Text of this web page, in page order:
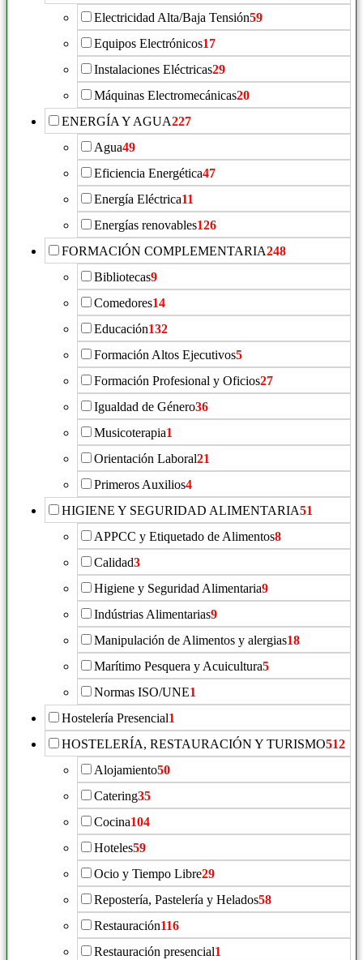
Electricidad Alta/Baja Tensión59
Equipos Electrónicos17
Instalaciones Eléctricas29
Máquinas Electromecánicas20
ENERGÍA Y AGUA227
Agua49
Eficiencia Energética47
Energía Eléctrica11
Energías renovables126
FORMACIÓN COMPLEMENTARIA248
Bibliotecas9
Comedores14
Educación132
Formación Altos Ejecutivos5
Formación Profesional y Oficios27
Igualdad de Género36
Musicoterapia1
Orientación Laboral21
Primeros Auxilios4
HIGIENE Y SEGURIDAD ALIMENTARIA51
APPCC y Etiquetado de Alimentos8
Calidad3
Higiene y Seguridad Alimentaria9
Indústrias Alimentarias9
Manipulación de Alimentos y alergias18
Marítimo Pesquera y Acuicultura5
Normas ISO/UNE1
Hostelería Presencial1
HOSTELERÍA, RESTAURACIÓN Y TURISMO512
Alojamiento50
Catering35
Cocina104
Hoteles59
Ocio y Tiempo Libre29
Repostería, Pastelería y Helados58
Restauración116
Restauración presencial1